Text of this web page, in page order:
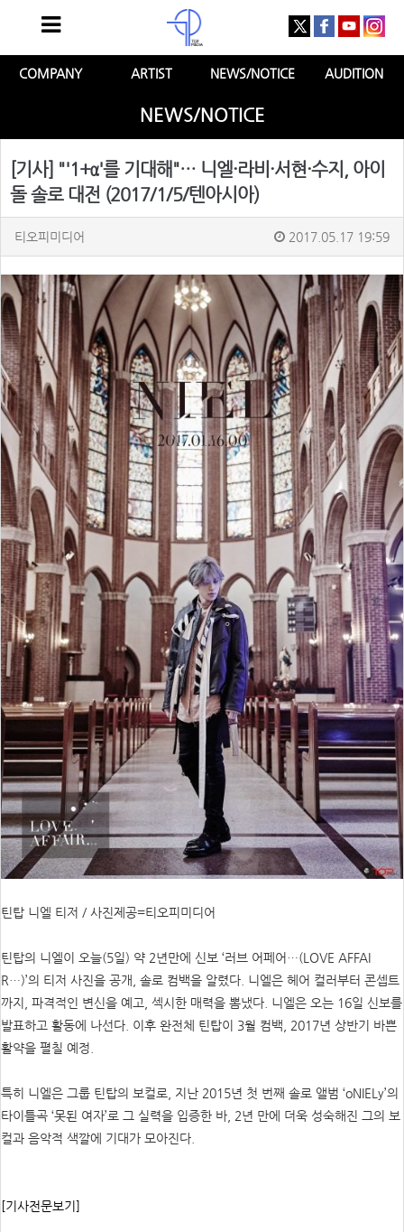
COMPANY ARTIST NEWS/NOTICE AUDITION
NEWS/NOTICE
[기사] "'1+α'를 기대해"… 니엘·라비·서현·수지, 아이
돌 솔로 대전 (2017/1/5/텐아시아)
티오피미디어 2017.05.17 19:59
틴탑 니엘 티저 / 사진제공=티오피미디어
틴탑의 니엘이 오늘(5일) 약 2년만에 신보 ‘러브 어페어…(LOVE AFFAI
R…)’의 티저 사진을 공개, 솔로 컴백을 알렸다. 니엘은 헤어 컬러부터 콘셉트
까지, 파격적인 변신을 예고, 섹시한 매력을 뽐냈다. 니엘은 오는 16일 신보를
발표하고 활동에 나선다. 이후 완전체 틴탑이 3월 컴백, 2017년 상반기 바쁜
활약을 펼칠 예정.
특히 니엘은 그룹 틴탑의 보컬로, 지난 2015년 첫 번째 솔로 앨범 ‘oNIELy’의
타이틀곡 ‘못된 여자’로 그 실력을 입증한 바, 2년 만에 더욱 성숙해진 그의 보
컬과 음악적 색깔에 기대가 모아진다.
[기사전문보기]